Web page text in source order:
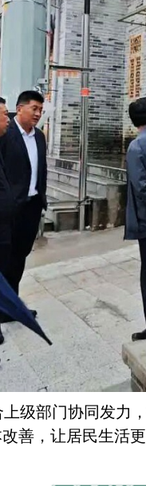
级部门协同发力
善，让居民生活更